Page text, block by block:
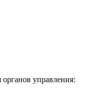
управления: